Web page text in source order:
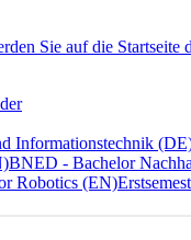
Informationstechnik
BNED - Bachelor
Robotics (EN)